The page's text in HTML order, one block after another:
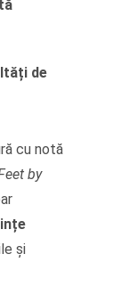
de
cu notă
by
și